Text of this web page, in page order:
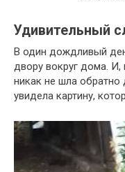
Удивительный
В один дождливый
двору вокруг дома.
никак не шла обратно
увидела картину,